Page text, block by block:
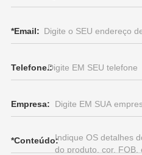
*Email:
Telefone.:
Empresa:
*Conteúdo: